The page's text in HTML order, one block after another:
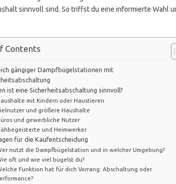
sinnvoll sind. So triffst du eine informierte Wahl
Contents
gängiger Dampfbügelstationen mit
ist eine Sicherheitsabschaltung sinnvoll?
mit Kindern oder Haustieren
und größere Haushalte
und gewerbliche Nutzer
und Heimwerker
für die Kaufentscheidung
nutzt die Dampfbügelstation und in welcher Umgebung?
oft und wie viel bügelst du?
Funktion hat für dich Vorrang: Abschaltung oder